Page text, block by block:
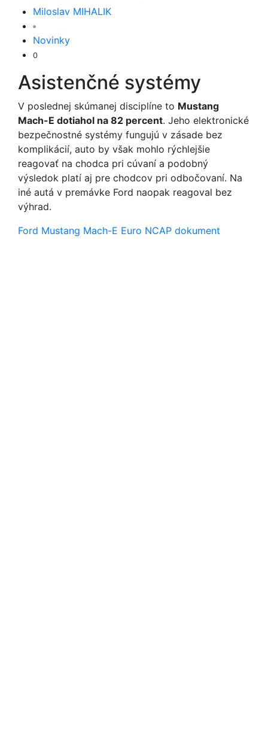
Miloslav MIHALIK
Novinky
0
Asistenčné systémy
V poslednej skúmanej disciplíne to Mustang
Mach-E dotiahol na 82 percent. Jeho elektronické
bezpečnostné systémy fungujú v zásade bez
komplikácií, auto by však mohlo rýchlejšie
reagovať na chodca pri cúvaní a podobný
výsledok platí aj pre chodcov pri odbočovaní. Na
iné autá v premávke Ford naopak reagoval bez
výhrad.
Ford Mustang Mach-E Euro NCAP dokument